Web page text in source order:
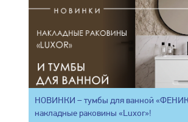
НОВИНКИ – тумбы для ванной
накладные раковины «Luxor»!